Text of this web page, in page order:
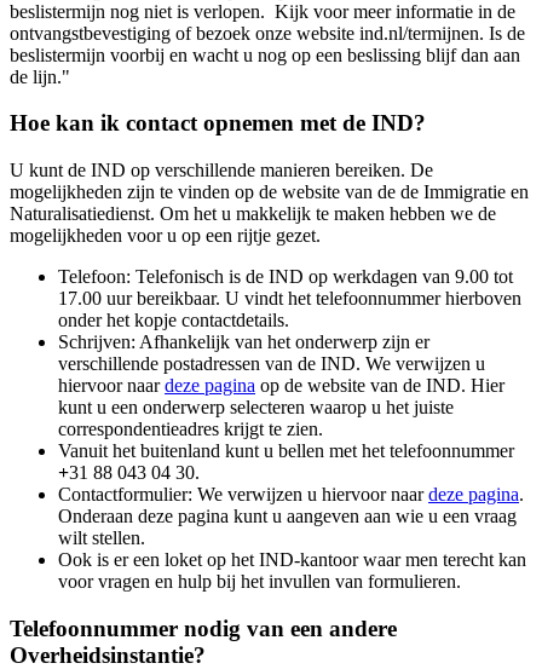
beslistermijn nog niet is verlopen. Kijk voor meer informatie in de
ontvangstbevestiging of bezoek onze website ind.nl/termijnen. Is de
beslistermijn voorbij en wacht u nog op een beslissing blijf dan aan
de lijn."
Hoe kan ik contact opnemen met de IND?
U kunt de IND op verschillende manieren bereiken. De
mogelijkheden zijn te vinden op de website van de de Immigratie en
Naturalisatiedienst. Om het u makkelijk te maken hebben we de
mogelijkheden voor u op een rijtje gezet.
Telefoon: Telefonisch is de IND op werkdagen van 9.00 tot
17.00 uur bereikbaar. U vindt het telefoonnummer hierboven
onder het kopje contactdetails.
Schrijven: Afhankelijk van het onderwerp zijn er
verschillende postadressen van de IND. We verwijzen u
hiervoor naardeze pagina op de website van de IND. Hier
kunt u een onderwerp selecteren waarop u het juiste
correspondentieadres krijgt te zien.
Vanuit het buitenland kunt u bellen met het telefoonnummer
+31 88 043 04 30.
Contactformulier: We verwijzen u hiervoor naardeze pagina.
Onderaan deze pagina kunt u aangeven aan wie u een vraag
wilt stellen.
Ook is er een loket op het IND-kantoor waar men terecht kan
voor vragen en hulp bij het invullen van formulieren.
Telefoonnummer nodig van een andere
Overheidsinstantie?